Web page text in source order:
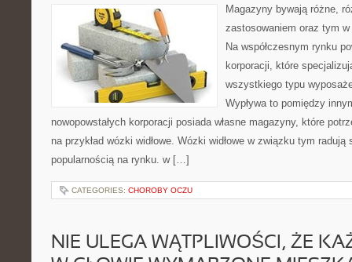
Magazyny bywają różne,
zastosowaniem oraz tym
Na współczesnym rynku
korporacji, które
wszystkiego typu
Wypływa to pomiędzy
nowopowstałych korporacji posiada własne magazyny, które
na przykład wózki widłowe. Wózki widłowe w związku tym
popularnością na rynku. w […]
CATEGORIES: CHOROBY OCZU
NIE ULEGA WĄTPLIWOŚCI, ŻE